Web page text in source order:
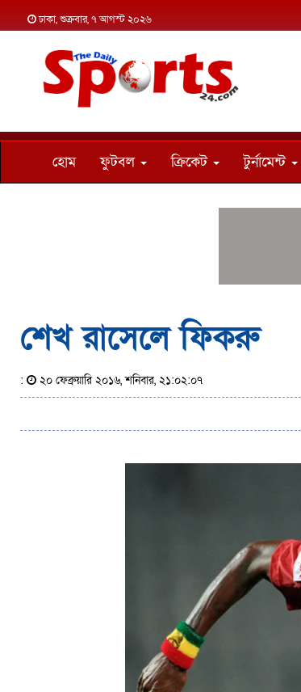
ঢাকা, শুক্রবার, ৭ আগস্ট ২০২৬
হোম ফুটবল ক্রিকেট টুর্নামেন্ট
শেখ রাসেলে ফিকরু
: ২০ ফেব্রুয়ারি ২০১৬, শনিবার, ২১:০২:০৭